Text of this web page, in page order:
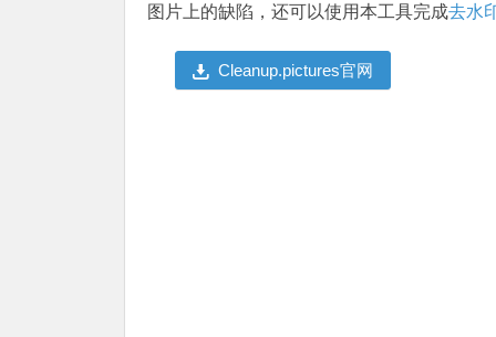
图片上的缺陷，还可以使用本工具完成去水
Cleanup.pictures官网